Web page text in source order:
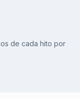
de cada hito por